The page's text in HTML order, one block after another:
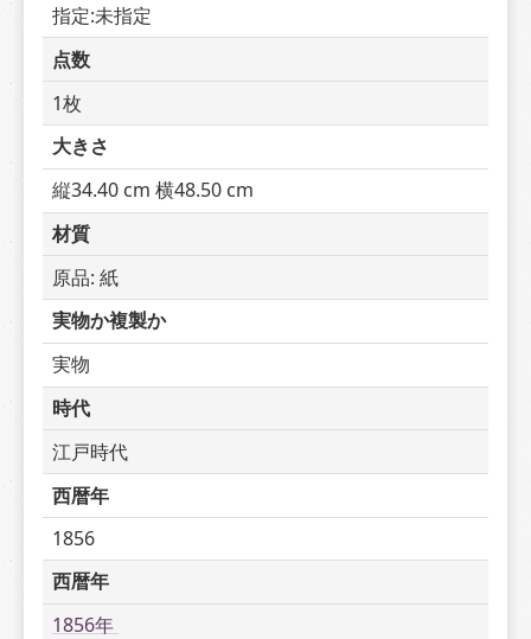
指定:未指定
点数
1枚
大きさ
縦34.40 cm 横48.50 cm
材質
原品: 紙
実物か複製か
実物
時代
江戸時代
西暦年
1856
西暦年
1856年